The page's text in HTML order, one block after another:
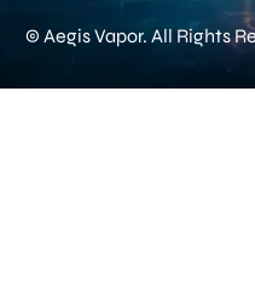
© Aegis Vapor. All Rights